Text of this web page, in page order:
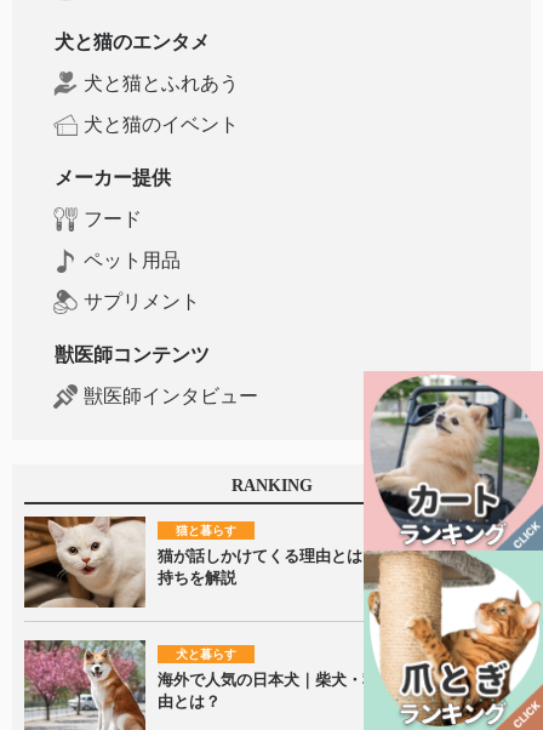
犬と猫のエンタメ
犬と猫とふれあう
犬と猫のイベント
メーカー提供
フード
ペット用品
サプリメント
獣医師コンテンツ
獣医師インタビュー
RANKING
猫と暮らす
猫が話しかけてくる理由とは？鳴き声に隠れた気
持ちを解説
犬と暮らす
海外で人気の日本犬｜柴犬・秋田犬が愛される理
由とは？